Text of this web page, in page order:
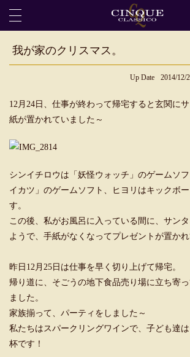
我が家のクリスマス。
Up Date 2014/12/
12月24日、仕事が終わって帰宅すると玄関に
紙が置かれていました～
シンイチロウは「妖怪ウォッチ」のゲームソ
イカツ」のゲームソフト、ヒヨリはキックボ
す。
この後、私がお風呂に入っている間に、サン
ようで、手紙がなくなってプレゼントが置か
昨日12月25日は仕事を早く切り上げて帰宅。
帰り道に、そごうの地下食品売り場に立ち寄
ました。
家族揃って、パーティをしました～
私たちはスパークリングワインで、子ども達
杯です！